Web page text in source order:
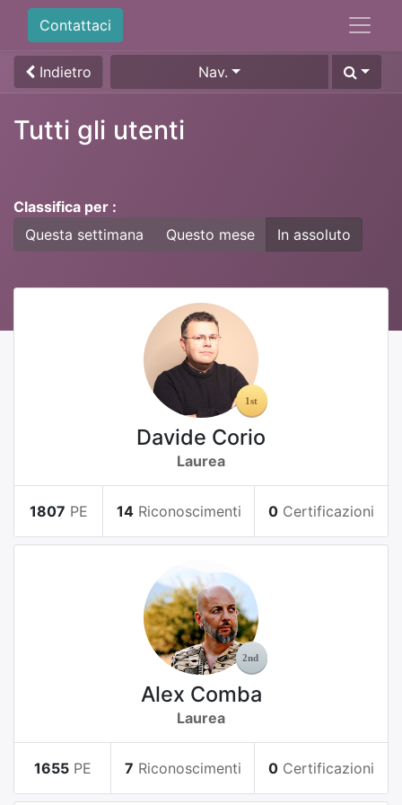
Contattaci
Indietro Nav.
Tutti gli utenti
Classifica per :
Questa settimana
Questo mese In assoluto
Davide Corio
Laurea
1807 PE 14 Riconoscimenti 0 Certificazioni
Alex Comba
Laurea
1655 PE 7 Riconoscimenti 0 Certificazioni